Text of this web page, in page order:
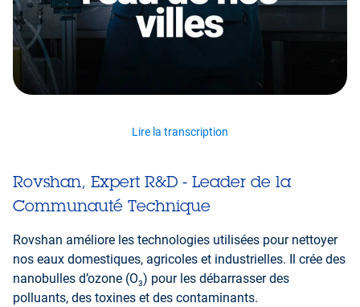
Lire la transcription
Rovshan, Expert R&D - Leader de la
Communauté Technique
Rovshan améliore les technologies utilisées pour nettoyer
nos eaux domestiques, agricoles et industrielles. Il crée des
nanobulles d’ozone (O3) pour les débarrasser des
polluants, des toxines et des contaminants.